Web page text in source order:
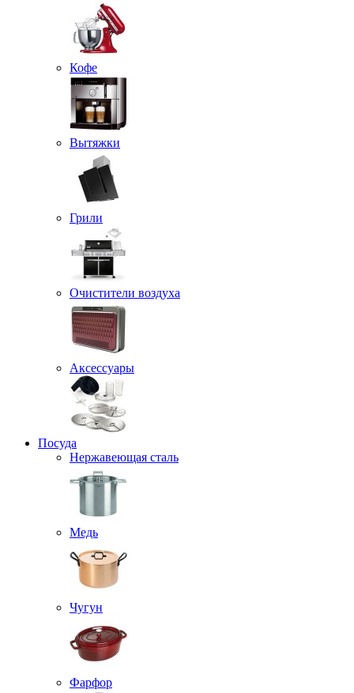
Кофе
Вытяжки
Грили
Очистители воздуха
Аксессуары
Посуда
Нержавеющая сталь
Медь
Чугун
Фарфор